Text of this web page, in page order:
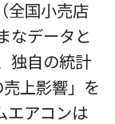
（全国小売店
なデータと
独自の統計
上影響」を
エアコンは